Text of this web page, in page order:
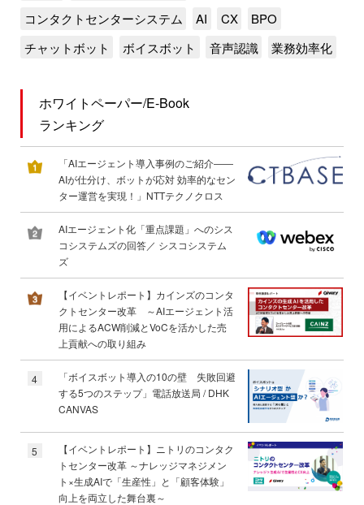
コンタクトセンターシステム
AI CX
BPO
チャットボット
ボイスボット 音声認識 業務効率化
ホワイトペーパー/E-Book
ランキング
「AIエージェント導入事例のご紹介――
AIが仕分け、ボットが応対 効率的なセン
ター運営を実現！」NTTテクノクロス
AIエージェント化「重点課題」へのシス
コシステムズの回答／ シスコシステム
ズ
【イベントレポート】カインズのコンタ
クトセンター改革 ～AIエージェント活
用によるACW削減とVoCを活かした売
上貢献への取り組み
4
「ボイスボット導入の10の壁 失敗回避
する5つのステップ」電話放送局 / DHK
CANVAS
5
【イベントレポート】ニトリのコンタク
トセンター改革 ～ナレッジマネジメン
ト×生成AIで「生産性」と「顧客体験」
向上を両立した舞台裏～